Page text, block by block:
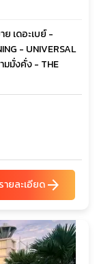
ย เดอะเบย์ -
- UNIVERSAL
มมั่งคั่ง - THE
ายละเอียดarrow_forward